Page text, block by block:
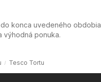
konca uvedeného
výhodná ponuka.
Tesco Tortu